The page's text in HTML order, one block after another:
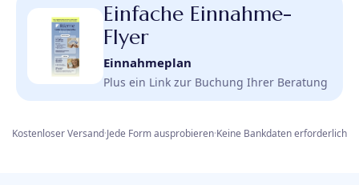
Einfache Einnahme-
Flyer
Einnahmeplan
Plus ein Link zur Buchung Ihrer Beratung
Kostenloser Versand·Jede Form ausprobieren·Keine Bankdaten erforderlich